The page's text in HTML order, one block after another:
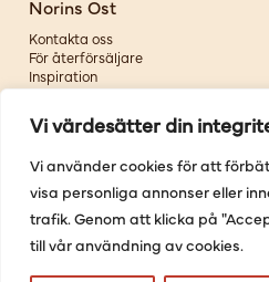
Vi värdesätter din
Vi använder cookies för att
visa personliga annonser eller
trafik. Genom att klicka på
till vår användning av cookies.
Norins Ost
Kontakta oss
För återförsäljare
Inspiration
Om oss
Följ oss
Facebook
Instagram
Youtube